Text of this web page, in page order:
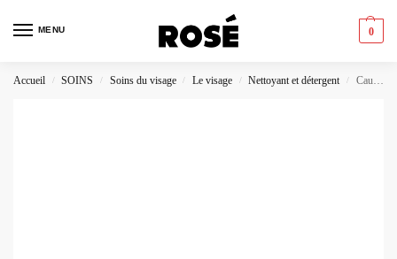
MENU 0
Accueil / SOINS / Soins du visage / Le visage / Nettoyant et détergent / Caudalie Gelée Nettoyante Purifiante Bio Vinopure